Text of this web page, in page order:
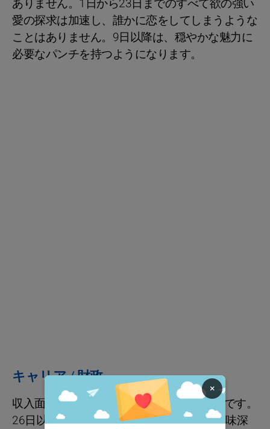
ありません。1日から23日までのすべて欲の強い
愛の探求は加速し、誰かに恋をしてしまうような
ことはありません。9日以降は、穏やかな魅力に
必要なパンチを持つようになります。
キャリア / 財政
収入面のお金に関わる非凡な変化が進行中です。
26日以降、新しいプロジェクトに関する興味深
×